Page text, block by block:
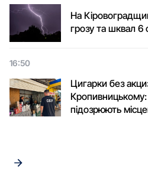
На
грозу та шквал 6
16:50
Цигарки без
Кропивницькому:
підозрюють